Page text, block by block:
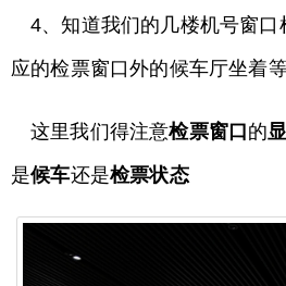
4、知道我们的几楼机号窗
应的检票窗口外的候车厅坐着等
这里我们得注意检票窗口的
是候车还是检票状态